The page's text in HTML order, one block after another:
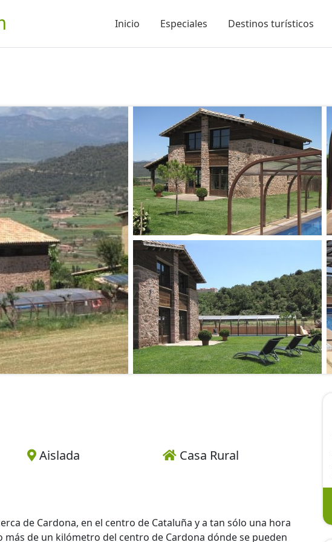
Inicio Especiales Destinos turísticos
Aislada Casa Rural
de Cardona, en el centro de Cataluña y a tan sólo una hora
más de un kilómetro del centro de Cardona dónde se pueden